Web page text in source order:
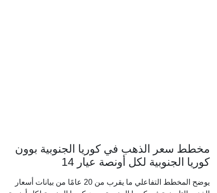
مخطط سعر الذهب في كوريا الجنوبية بوون
كوريا الجنوبية لكل أونصة عيار 14
يوضح المخطط التفاعلي ما يقرب من 20 عامًا من بيانات أسعار